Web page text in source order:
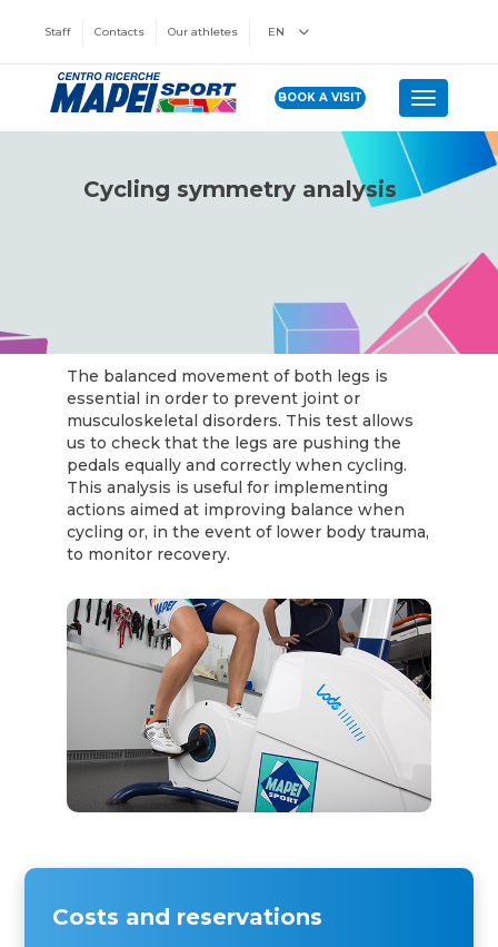
Staff Contacts Our athletes EN
BOOK A VISIT Toggle
Cycling symmetry analysis
The balanced movement of both legs is
essential in order to prevent joint or
musculoskeletal disorders. This test allows
us to check that the legs are pushing the
pedals equally and correctly when cycling.
This analysis is useful for implementing
actions aimed at improving balance when
cycling or, in the event of lower body trauma,
to monitor recovery.
Costs and reservations